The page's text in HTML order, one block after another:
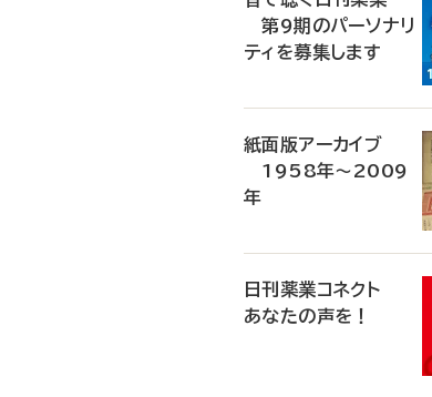
第9期のパーソナリ
ティを募集します
紙面版アーカイブ
1958年～2009
年
日刊薬業コネクト
あなたの声を！